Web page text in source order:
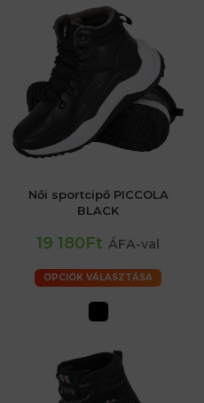
Női sportcipő PICCOLA
BLACK
19 180Ft ÁFA-val
OPCIÓK VÁLASZTÁSA